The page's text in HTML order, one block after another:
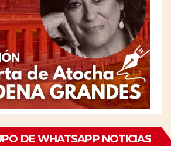
DE WHATSAPP NOTICIAS